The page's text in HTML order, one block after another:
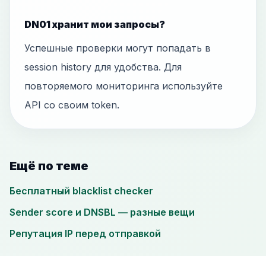
DN01 хранит мои запросы?
Успешные проверки могут попадать в
session history для удобства. Для
повторяемого мониторинга используйте
API со своим token.
Ещё по теме
Бесплатный blacklist checker
Sender score и DNSBL — разные вещи
Репутация IP перед отправкой